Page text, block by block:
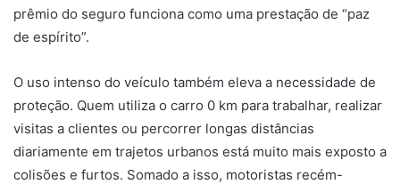
prêmio do seguro funciona como uma prestação de “paz
de espírito”.
O uso intenso do veículo também eleva a necessidade de
proteção. Quem utiliza o carro 0 km para trabalhar, realizar
visitas a clientes ou percorrer longas distâncias
diariamente em trajetos urbanos está muito mais exposto a
colisões e furtos. Somado a isso, motoristas recém-